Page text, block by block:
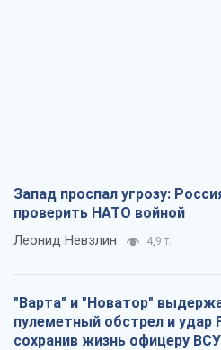
Запад проспал угрозу:
проверить НАТО войной
Леонид Невзлин 4,9 т.
"Варта" и "Новатор"
пулеметный обстрел и удар
сохранив жизнь офицеру ВСУ